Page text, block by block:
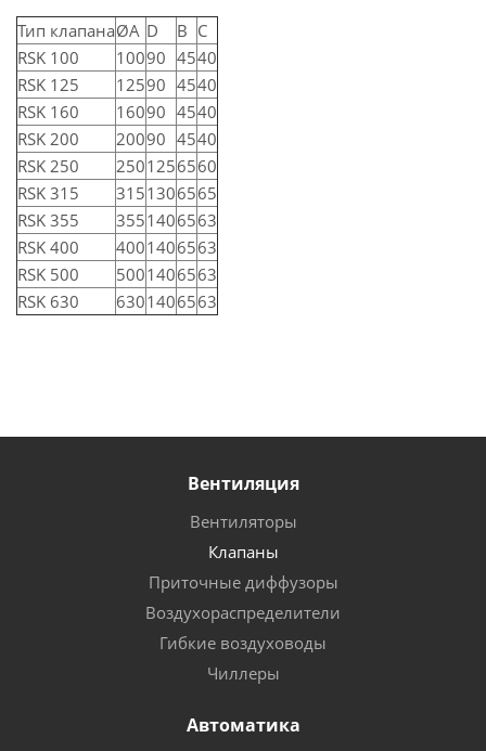
Тип клапанаØА D В С
RSK 100
10090 4540
RSK 125
12590 4540
RSK 160
16090 4540
RSK 200
20090 4540
RSK 250
2501256560
RSK 315
3151306565
RSK 355
3551406563
RSK 400
4001406563
RSK 500
5001406563
RSK 630
6301406563
Вентиляция
Вентиляторы
Клапаны
Приточные диффузоры
Воздухораспределители
Гибкие воздуховоды
Чиллеры
Автоматика